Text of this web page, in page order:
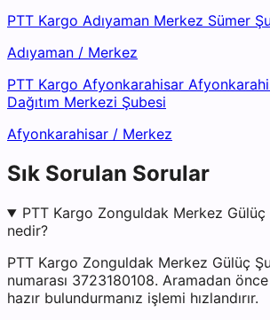
PTT Kargo Adıyaman Merkez Sümer
Adıyaman / Merkez
PTT Kargo Afyonkarahisar
Dağıtım Merkezi Şubesi
Afyonkarahisar / Merkez
Sık Sorulan Sorular
PTT Kargo Zonguldak Merkez
nedir?
PTT Kargo Zonguldak Merkez Gülüç
numarası 3723180108. Aramadan
hazır bulundurmanız işlemi hızlandırır.